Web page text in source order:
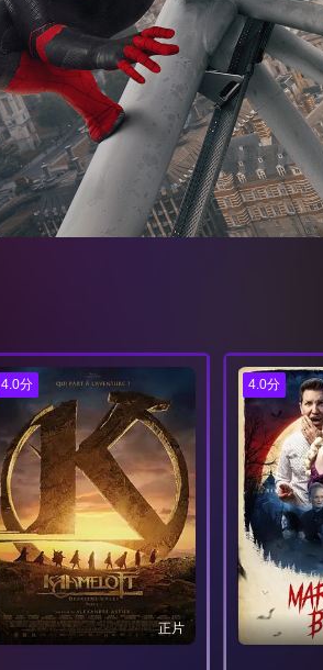
4.0分
正片
4.0分